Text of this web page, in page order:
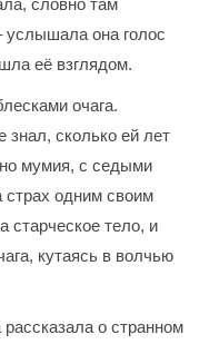
услышала она голос
её взглядом.
очага.
знал, сколько ей лет
мумия, с седыми
страх одним своим
старческое тело, и
кутаясь в волчью
о странном